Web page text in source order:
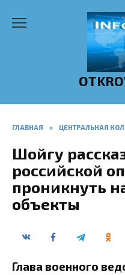
ГЛАВНАЯ » ЦЕНТРАЛЬНАЯ
Шойгу
российской
проникнуть
объекты
Глава военного